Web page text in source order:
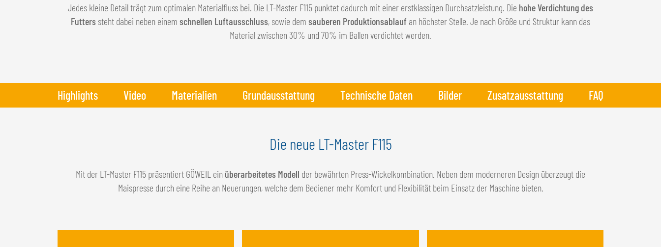
Jedes kleine Detail trägt zum optimalen Materialfluss bei. Die LT-Master F115 punktet dadurch mit einer erstklassigen Durchsatzleistung. Die hohe Verdichtung des
Futters steht dabei neben einem schnellen Luftausschluss, sowie dem sauberen Produktionsablauf an höchster Stelle. Je nach Größe und Struktur kann das
Material zwischen 30% und 70% im Ballen verdichtet werden.
Highlights Video Materialien Grundausstattung Technische Daten Bilder Zusatzausstattung FAQ
Die neue LT-Master F115
Mit der LT-Master F115 präsentiert GÖWEIL ein überarbeitetes Modell der bewährten Press-Wickelkombination. Neben dem moderneren Design überzeugt die
Maispresse durch eine Reihe an Neuerungen, welche dem Bediener mehr Komfort und Flexibilität beim Einsatz der Maschine bieten.